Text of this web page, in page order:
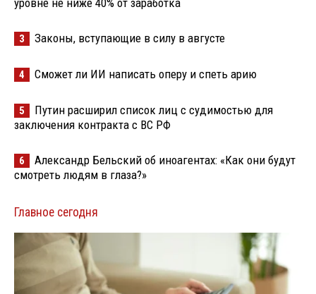
уровне не ниже 40% от заработка
3 Законы, вступающие в силу в августе
4 Сможет ли ИИ написать оперу и спеть арию
5
Путин расширил список лиц с судимостью для
заключения контракта с ВС РФ
6
Александр Бельский об иноагентах: «Как они будут
смотреть людям в глаза?»
Главное сегодня